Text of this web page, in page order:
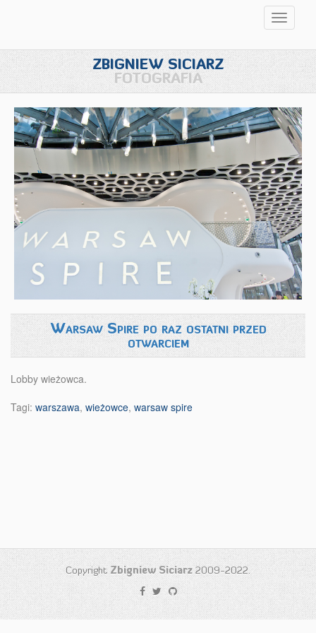
ZBIGNIEW SICIARZ
FOTOGRAFIA
Warsaw Spire po raz ostatni przed
otwarciem
Lobby wieżowca.
Tagi: warszawa, wieżowce, warsaw spire
Copyright Zbigniew Siciarz 2009-2022.